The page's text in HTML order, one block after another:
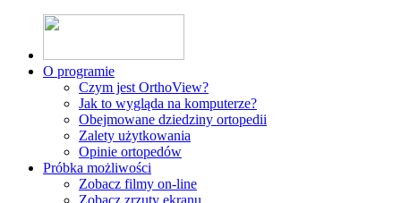
O programie
Czym jest OrthoView?
Jak to wygląda na komputerze?
Obejmowane dziedziny ortopedii
Zalety użytkowania
Opinie ortopedów
Próbka możliwości
Zobacz filmy on-line
Zobacz zrzuty ekranu